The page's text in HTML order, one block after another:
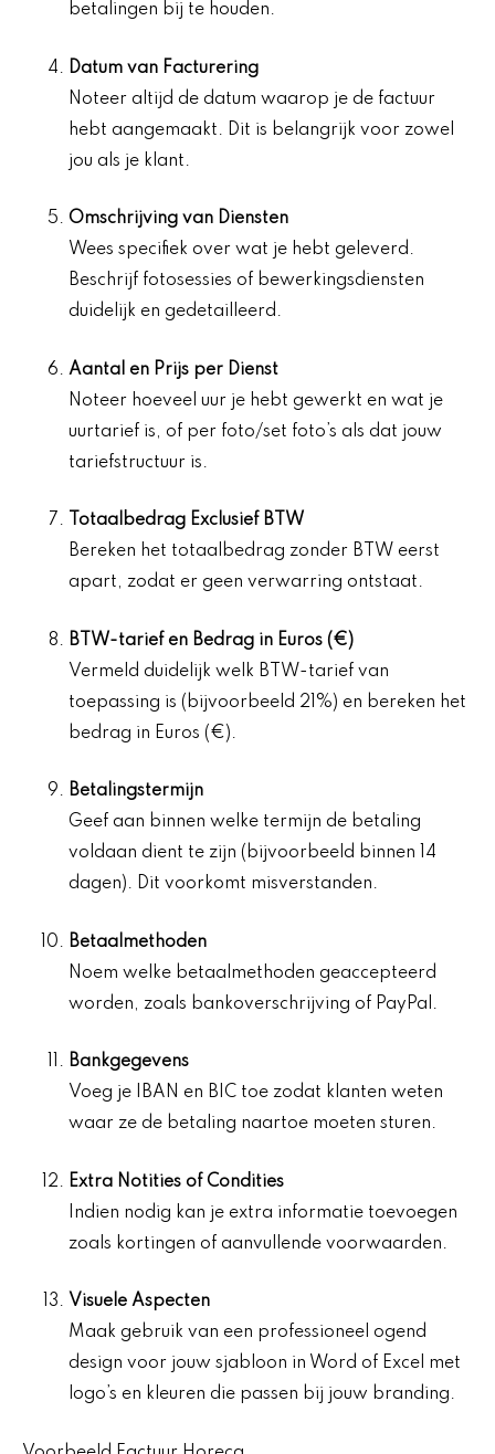
betalingen bij te houden.
Datum van Facturering
Noteer altijd de datum waarop je de factuur
hebt aangemaakt. Dit is belangrijk voor zowel
jou als je klant.
Omschrijving van Diensten
Wees specifiek over wat je hebt geleverd.
Beschrijf fotosessies of bewerkingsdiensten
duidelijk en gedetailleerd.
Aantal en Prijs per Dienst
Noteer hoeveel uur je hebt gewerkt en wat je
uurtarief is, of per foto/set foto’s als dat jouw
tariefstructuur is.
Totaalbedrag Exclusief BTW
Bereken het totaalbedrag zonder BTW eerst
apart, zodat er geen verwarring ontstaat.
BTW-tarief en Bedrag in Euros (€)
Vermeld duidelijk welk BTW-tarief van
toepassing is (bijvoorbeeld 21%) en bereken het
bedrag in Euros (€).
Betalingstermijn
Geef aan binnen welke termijn de betaling
voldaan dient te zijn (bijvoorbeeld binnen 14
dagen). Dit voorkomt misverstanden.
Betaalmethoden
Noem welke betaalmethoden geaccepteerd
worden, zoals bankoverschrijving of PayPal.
Bankgegevens
Voeg je IBAN en BIC toe zodat klanten weten
waar ze de betaling naartoe moeten sturen.
Extra Notities of Condities
Indien nodig kan je extra informatie toevoegen
zoals kortingen of aanvullende voorwaarden.
Visuele Aspecten
Maak gebruik van een professioneel ogend
design voor jouw sjabloon in Word of Excel met
logo’s en kleuren die passen bij jouw branding.